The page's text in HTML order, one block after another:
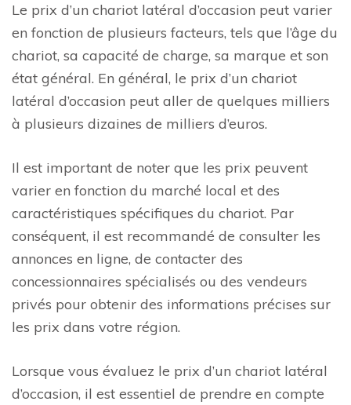
Le prix d’un chariot latéral d’occasion peut varier
en fonction de plusieurs facteurs, tels que l’âge du
chariot, sa capacité de charge, sa marque et son
état général. En général, le prix d’un chariot
latéral d’occasion peut aller de quelques milliers
à plusieurs dizaines de milliers d’euros.
Il est important de noter que les prix peuvent
varier en fonction du marché local et des
caractéristiques spécifiques du chariot. Par
conséquent, il est recommandé de consulter les
annonces en ligne, de contacter des
concessionnaires spécialisés ou des vendeurs
privés pour obtenir des informations précises sur
les prix dans votre région.
Lorsque vous évaluez le prix d’un chariot latéral
d’occasion, il est essentiel de prendre en compte